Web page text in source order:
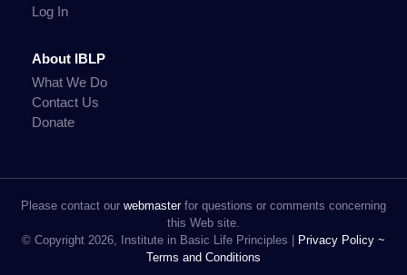
Log In
About IBLP
What We Do
Contact Us
Donate
Please contact our webmasterfor questions or comments concerning
this Web site.
© Copyright 2026, Institute in Basic Life Principles |
Privacy Policy ~
Terms and Conditions